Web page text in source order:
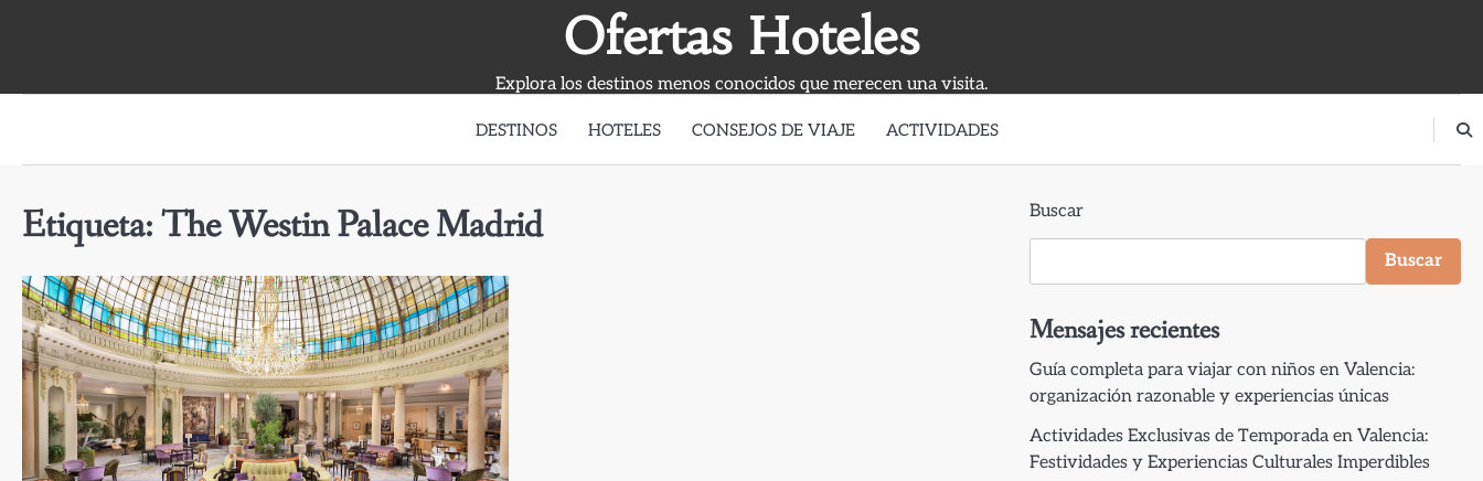
Ofertas Hoteles
Explora los destinos menos conocidos que merecen una visita.
DESTINOS HOTELES CONSEJOS DE VIAJE ACTIVIDADES
Etiqueta:The Westin Palace Madrid Buscar
Buscar
Mensajes recientes
Guía completa para viajar con niños en Valencia:
organización razonable y experiencias únicas
Actividades Exclusivas de Temporada en Valencia:
Festividades y Experiencias Culturales Imperdibles